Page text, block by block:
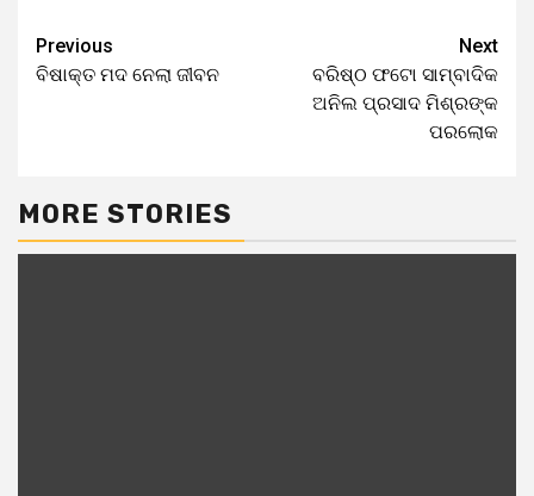
Previous
ବିଷାକ୍ତ ମଦ ନେଲା ଜୀବନ
Next
ବରିଷ୍ଠ ଫଟୋ ସାମ୍ବାଦିକ
ଅନିଲ ପ୍ରସାଦ ମିଶ୍ରଙ୍କ
ପରଲୋକ
MORE STORIES